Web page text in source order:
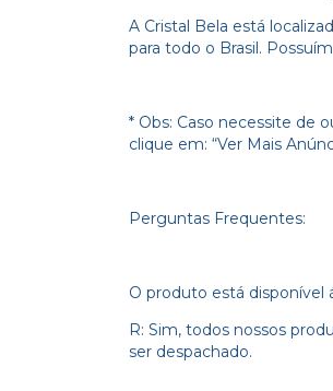
A Cristal Bela está
para todo o Brasil.
* Obs: Caso necessite de
clique em: “Ver Mais
Perguntas Frequentes:
O produto está disponível
R: Sim, todos nossos
ser despachado.